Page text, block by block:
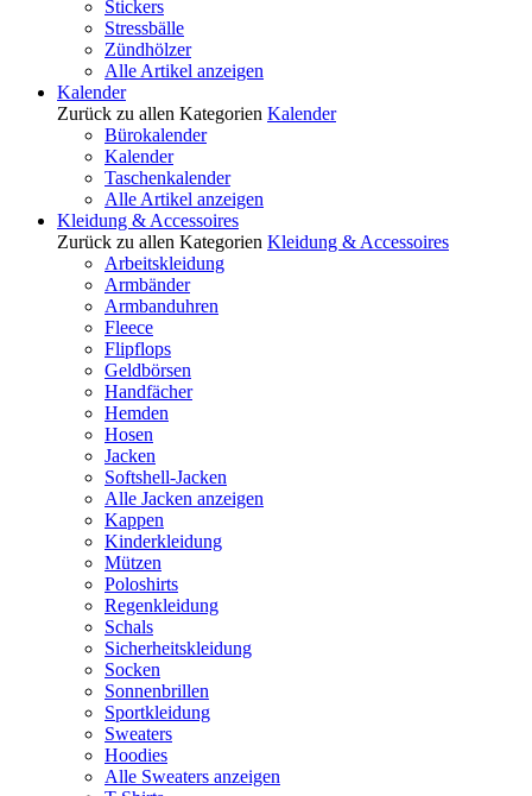
Stickers
Stressbälle
Zündhölzer
Alle Artikel anzeigen
Kalender
Zurück zu allen Kategorien Kalender
Bürokalender
Kalender
Taschenkalender
Alle Artikel anzeigen
Kleidung & Accessoires
Zurück zu allen Kategorien Kleidung & Accessoires
Arbeitskleidung
Armbänder
Armbanduhren
Fleece
Flipflops
Geldbörsen
Handfächer
Hemden
Hosen
Jacken
Softshell-Jacken
Alle Jacken anzeigen
Kappen
Kinderkleidung
Mützen
Poloshirts
Regenkleidung
Schals
Sicherheitskleidung
Socken
Sonnenbrillen
Sportkleidung
Sweaters
Hoodies
Alle Sweaters anzeigen